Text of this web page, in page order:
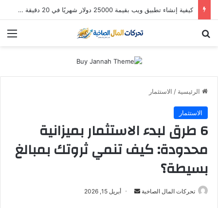
استثمار “سالك” في 2026: هل لا تزال أسهم دبي الذهبية تُدر أرباحاً؟ (دليل التوزيعات والعوائد)
الرئيسية / الاستثمار
الاستثمار
6 طرق لبدء الاستثمار بميزانية
محدودة: كيف تنمي ثروتك بمبالغ
بسيطة؟
تحركات المال الصاخبة
أرسل أبريل 15, 2026